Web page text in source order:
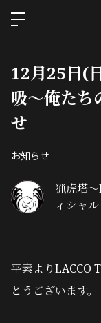
12月25日(
吸〜俺たち
せ
お知らせ
猟虎塔
ィシャ
平素よりLACCO
とうございます。